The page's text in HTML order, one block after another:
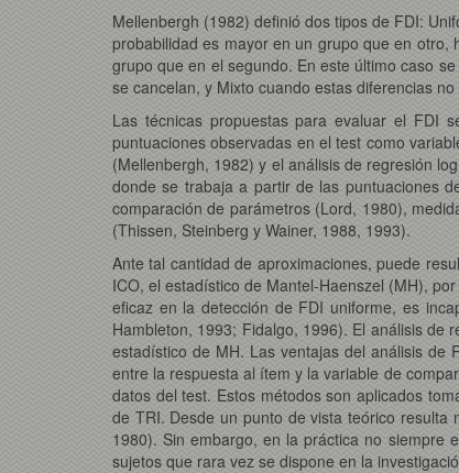
Mellenbergh (1982) definió dos tipos de FDI:
probabilidad es mayor en un grupo que en
grupo que en el segundo. En este último caso
se cancelan, y Mixto cuando estas diferencias
Las técnicas propuestas para evaluar el FDI
puntuaciones observadas en el test como
(Mellenbergh, 1982) y el análisis de regresión
donde se trabaja a partir de las puntuaciones
comparación de parámetros (Lord, 1980),
(Thissen, Steinberg y Wainer, 1988, 1993).
Ante tal cantidad de aproximaciones, puede
ICO, el estadístico de Mantel-Haenszel (MH),
eficaz en la detección de FDI uniforme, es
Hambleton, 1993; Fidalgo, 1996). El análisis de
estadístico de MH. Las ventajas del análisis de
entre la respuesta al ítem y la variable de
datos del test. Estos métodos son aplicados
de TRI. Desde un punto de vista teórico
1980). Sin embargo, en la práctica no siempre
sujetos que rara vez se dispone en la